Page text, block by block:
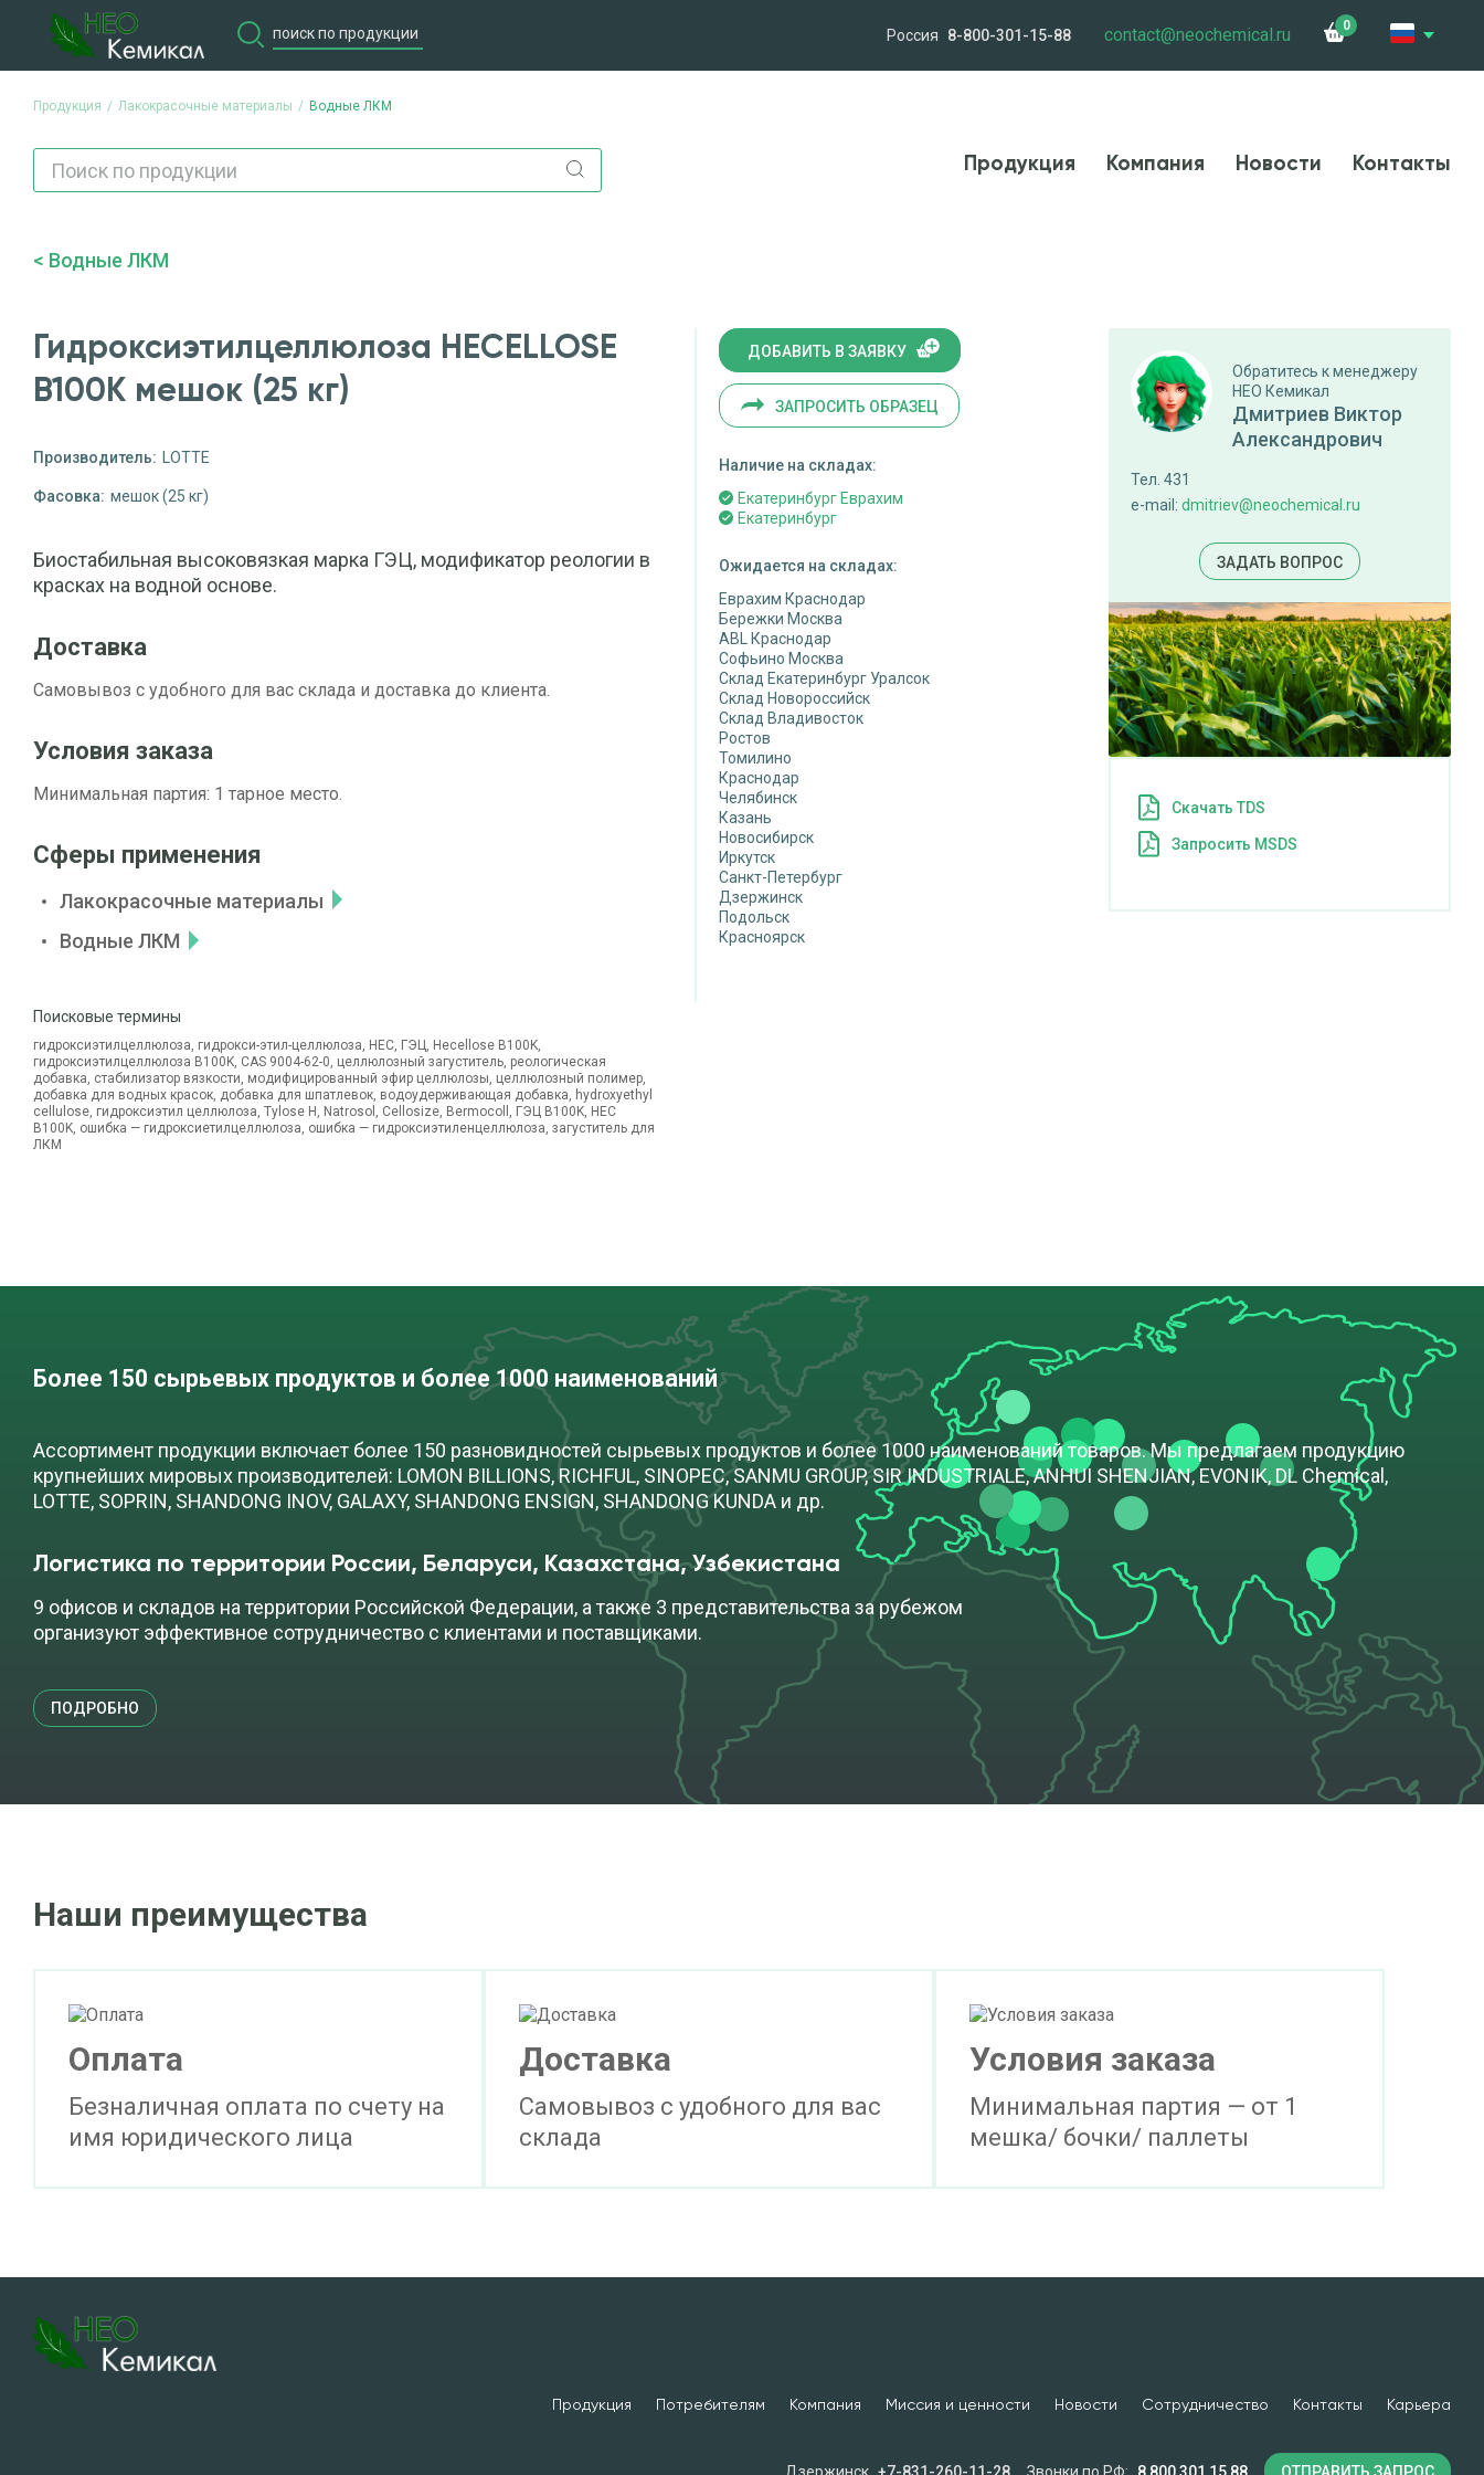
Россия 8-800-301-15-88 contact@neochemical.ru 0
Продукция Лакокрасочные материалы Водные ЛКМ
Продукция Компания Новости Контакты
Водные ЛКМ
Гидроксиэтилцеллюлоза HECELLOSE
В100К мешок (25 кг)
Производитель: LOTTE
Фасовка: мешок (25 кг)
Биостабильная высоковязкая марка ГЭЦ, модификатор реологии в
красках на водной основе.
Доставка
Самовывоз с удобного для вас склада и доставка до клиента.
Условия заказа
Минимальная партия: 1 тарное место.
Сферы применения
Лакокрасочные материалы
Водные ЛКМ
Поисковые термины
гидроксиэтилцеллюлоза, гидрокси-этил-целлюлоза, HEC, ГЭЦ, Hecellose B100K,
гидроксиэтилцеллюлоза B100K, CAS 9004-62-0, целлюлозный загуститель, реологическая
добавка, стабилизатор вязкости, модифицированный эфир целлюлозы, целлюлозный полимер,
добавка для водных красок, добавка для шпатлевок, водоудерживающая добавка, hydroxyethyl
cellulose, гидроксиэтил целлюлоза, Tylose H, Natrosol, Cellosize, Bermocoll, ГЭЦ B100K, HEC
B100K, ошибка — гидроксиетилцеллюлоза, ошибка — гидроксиэтиленцеллюлоза, загуститель для
ЛКМ
ДОБАВИТЬ В ЗАЯВКУ
ЗАПРОСИТЬ ОБРАЗЕЦ
Наличие на складах:
Екатеринбург Еврахим
Екатеринбург
Ожидается на складах:
Еврахим Краснодар
Бережки Москва
ABL Краснодар
Софьино Москва
Склад Екатеринбург Уралсок
Склад Новороссийск
Склад Владивосток
Ростов
Томилино
Краснодар
Челябинск
Казань
Новосибирск
Иркутск
Санкт-Петербург
Дзержинск
Подольск
Красноярск
Обратитесь к менеджеру
НЕО Кемикал
Дмитриев Виктор
Александрович
Тел. 431
e-mail: dmitriev@neochemical.ru
ЗАДАТЬ ВОПРОС
Cкачать TDS
Запросить MSDS
Более 150 сырьевых продуктов и более 1000 наименований
Ассортимент продукции включает более 150 разновидностей сырьевых продуктов и более 1000 наименований товаров. Мы предлагаем продукцию
крупнейших мировых производителей: LOMON BILLIONS, RICHFUL, SINOPEC, SANMU GROUP, SIR INDUSTRIALE, ANHUI SHENJIAN, EVONIK, DL Chemical,
LOTTE, SOPRIN, SHANDONG INOV, GALAXY, SHANDONG ENSIGN, SHANDONG KUNDA и др.
Логистика по территории России, Беларуси, Казахстана, Узбекистана
9 офисов и складов на территории Российской Федерации, а также 3 представительства за рубежом
организуют эффективное сотрудничество с клиентами и поставщиками.
ПОДРОБНО
Наши преимущества
Оплата
Безналичная оплата по счету на
имя юридического лица
Доставка
Самовывоз с удобного для вас
склада
Условия заказа
Минимальная партия — от 1
мешка/ бочки/ паллеты
Продукция Потребителям Компания Миссия и ценности Новости Сотрудничество Контакты Карьера